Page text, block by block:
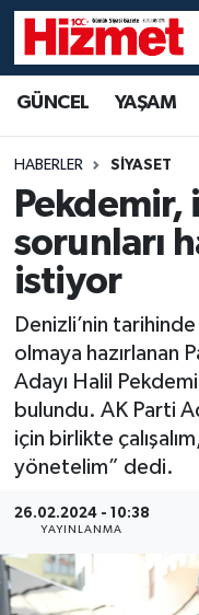
GÜNCEL YAŞAM
HABERLER SİYASET
Pekdemir,
sorunları
istiyor
Denizli’nin
olmaya hazırlanan
Adayı Halil
bulundu. AK Parti
için birlikte
yönetelim” dedi.
26.02.2024 - 10:38
YAYINLANMA
YAŞAM
SİYASET
SAĞLIK
EKONOMİ
KÜLTÜR SANAT
SPOR
MAGAZİN
ÖZEL HABER
DTO
Denizli Hava
Denizli Trafik
Süper Lig Puan
Tüm Manşetler
Son Dakika
Haber Arşivi